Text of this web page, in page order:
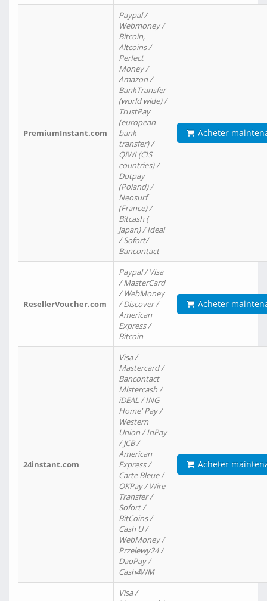
PremiumInstant.com
Paypal /
Webmoney /
Bitcoin,
Altcoins /
Perfect
Money /
Amazon /
BankTransfer
(world wide) /
TrustPay
(european
bank
transfer) /
QIWI (CIS
countries) /
Dotpay
(Poland) /
Neosurf
(France) /
Bitcash (
Japan) / Ideal
/ Sofort/
Bancontact
Acheter
ResellerVoucher.com
Paypal / Visa
/ MasterCard
/ WebMoney
/ Discover /
American
Express /
Bitcoin
Acheter
24instant.com
Visa /
Mastercard /
Bancontact
Mistercash /
iDEAL / ING
Home' Pay /
Western
Union / InPay
/ JCB /
American
Express /
Carte Bleue /
OKPay / Wire
Transfer /
Sofort /
BitCoins /
Cash U /
WebMoney /
Przelewy24 /
DaoPay /
Cash4WM
Acheter
Visa /